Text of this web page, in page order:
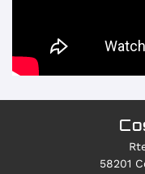
58201